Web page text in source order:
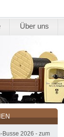
Über uns
Busse 2026 - zum